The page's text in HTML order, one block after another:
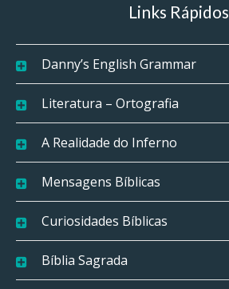
Links Rápidos
Danny’s English Grammar
Literatura – Ortografia
A Realidade do Inferno
Mensagens Bíblicas
Curiosidades Bíblicas
Bíblia Sagrada